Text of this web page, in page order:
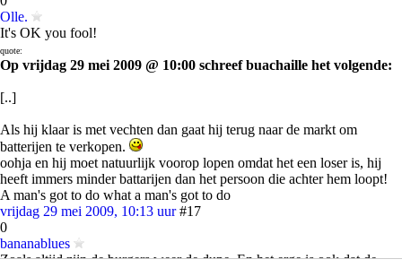
Olle.
It's OK you fool!
quote:
Op vrijdag 29 mei 2009 @ 10:00 schreef buachaille het volgende:
[..]
Als hij klaar is met vechten dan gaat hij terug naar de markt om
batterijen te verkopen.
oohja en hij moet natuurlijk voorop lopen omdat het een loser is, hij
heeft immers minder battarijen dan het persoon die achter hem loopt!
A man's got to do what a man's got to do
vrijdag 29 mei 2009, 10:13 uur #17
0
bananablues
Zoals altijd zijn de burgers weer de dupe. En het erge is ook dat de